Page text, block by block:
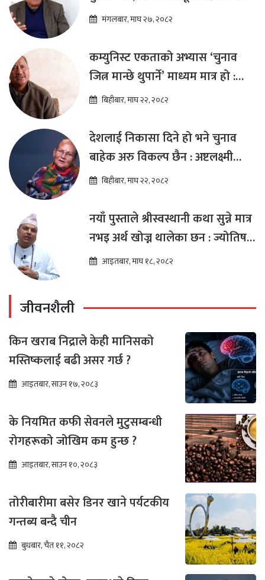
हुन्छ : डा.प्रकाश शरण महत
मंगलबार, माघ २७, २०८२
कम्युनिस्ट एकताको अभ्यास ‘चुनाव
जित्न मान्छे थुपार्ने’ माध्यम मात्र हो :
विप्लव
बिहीबार, माघ २२, २०८२
देशलाई निकासा दिने हो भने चुनाव
बाहेक अरु विकल्प छैन : अष्टलक्ष्मी
शाक्यबिहीबार, माघ २२, २०८२
नयाँ पुस्ताले श्रीस्वस्थानी कथा सुन्ने मात्र
नभइ अर्थ खोज्न थालेका छन : ज्योतिष
तारा लोचन न्यौपाने
आइतबार, माघ १८, २०८२
जीवनशैली
किन खराब निद्राले केही मानिसको
मस्तिष्कलाई बढी असर गर्छ ?
आइतबार, साउन १७, २०८३
के नियमित कफी सेवनले मुटुसम्बन्धी
रोगहरूको जोखिम कम हुन्छ ?
आइतबार, साउन १०, २०८३
तोरीबारीमा बसेर डिनर खाने पर्यटकीय
गन्तब्य बन्दै चीन
बुधबार, चैत ११, २०८२